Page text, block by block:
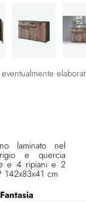
laminato nel
e quercia
e 4 ripiani e 2
142x83x41 cm
Fantasia